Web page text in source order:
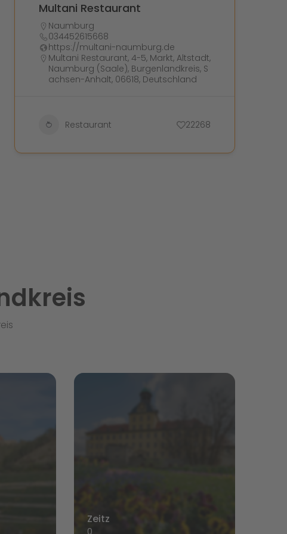
Multani Restaurant
Naumburg
034452615668
https://multani-naumburg.de
Multani Restaurant, 4-5, Markt, Altstadt,
Naumburg (Saale), Burgenlandkreis, S
achsen-Anhalt, 06618, Deutschland
Restaurant 22268
Zeitz